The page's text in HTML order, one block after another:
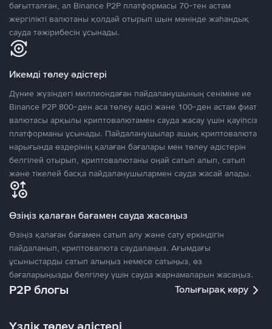
бағытталған, ал Binance P2P платформасы 70-тен астам
жергілікті валютаны қолдай отырып шын мәнінде жаһандық
сауда тәжірибесін ұсынады.
Икемді төлеу әдістері
Дүние жүзіндегі миллиондаған пайдаланушының сеніміне ие
Binance P2P 800-ден аса төлеу әдісі және 100-ден астам фиат
валютасы арқылы криптовалютамен сауда жасау үшін қауіпсіз
платформаны ұсынады. Пайдаланушылар ашық криптовалюта
нарығында өздерінің қалаған бағалары мен төлеу әдістерін
белгілей отырып, криптовалютаны оңай сатып алып, сатып
және тікелей басқа пайдаланушылармен сауда жасай алады.
Өзіңіз қалаған бағамен сауда жасаңыз
Өзіңіз қалаған бағамен сатып алу және сату еркіндігін
пайдаланып, криптовалюта саудалаңыз. Ағымдағы
ұсыныстарды сатып алыңыз немесе сатыңыз, өз
бағаларыңызды белгілеу үшін сауда жарнамаларын жасаңыз.
P2P блогы Толығырақ көру